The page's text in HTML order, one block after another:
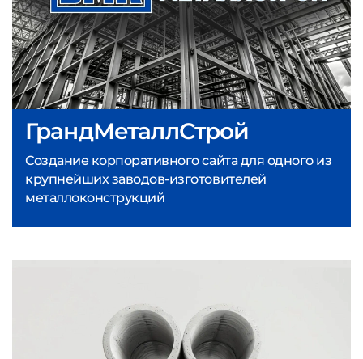
ГрандМеталлСтрой
Создание корпоративного сайта для одного из
крупнейших заводов-изготовителей
металлоконструкций